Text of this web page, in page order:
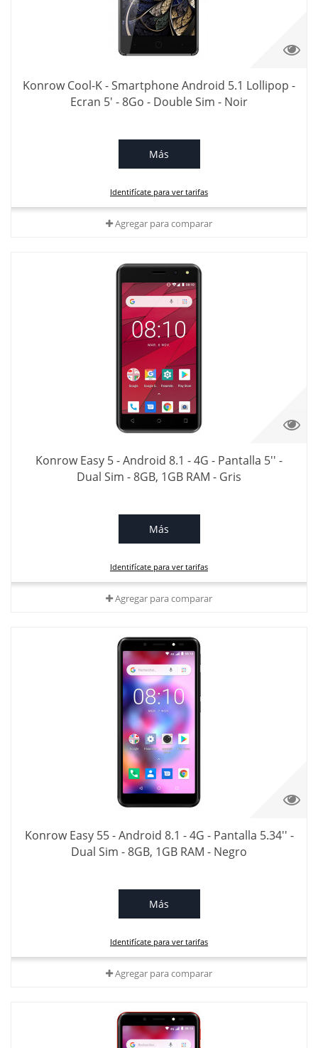
Konrow Cool-K - Smartphone Android 5.1 Lollipop -
Ecran 5' - 8Go - Double Sim - Noir
Más
Identifícate para ver tarifas
Agregar para comparar
Konrow Easy 5 - Android 8.1 - 4G - Pantalla 5'' -
Dual Sim - 8GB, 1GB RAM - Gris
Más
Identifícate para ver tarifas
Agregar para comparar
Konrow Easy 55 - Android 8.1 - 4G - Pantalla 5.34'' -
Dual Sim - 8GB, 1GB RAM - Negro
Más
Identifícate para ver tarifas
Agregar para comparar